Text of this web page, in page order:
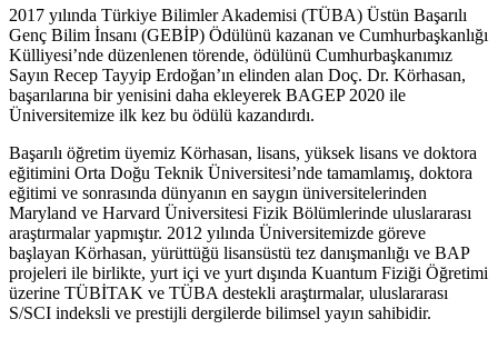
2017 yılında Türkiye Bilimler Akademisi (TÜBA) Üstün Başarılı
Genç Bilim İnsanı (GEBİP) Ödülünü kazanan ve Cumhurbaşkanlığı
Külliyesi’nde düzenlenen törende, ödülünü Cumhurbaşkanımız
Sayın Recep Tayyip Erdoğan’ın elinden alan Doç. Dr. Körhasan,
başarılarına bir yenisini daha ekleyerek BAGEP 2020 ile
Üniversitemize ilk kez bu ödülü kazandırdı.
Başarılı öğretim üyemiz Körhasan, lisans, yüksek lisans ve doktora
eğitimini Orta Doğu Teknik Üniversitesi’nde tamamlamış, doktora
eğitimi ve sonrasında dünyanın en saygın üniversitelerinden
Maryland ve Harvard Üniversitesi Fizik Bölümlerinde uluslararası
araştırmalar yapmıştır. 2012 yılında Üniversitemizde göreve
başlayan Körhasan, yürüttüğü lisansüstü tez danışmanlığı ve BAP
projeleri ile birlikte, yurt içi ve yurt dışında Kuantum Fiziği Öğretimi
üzerine TÜBİTAK ve TÜBA destekli araştırmalar, uluslararası
S/SCI indeksli ve prestijli dergilerde bilimsel yayın sahibidir.